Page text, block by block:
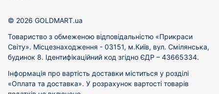
© 2026 GOLDMART.ua
Товариство з обмеженою відповідальністю «Прикраси
Світу». Місцезнаходження - 03151, м.Київ, вул. Смілянська,
будинок 8. Ідентифікаційний код згідно ЄДР – 43665334.
Інформація про вартість доставки міститься у розділі
«Оплата та доставка». У розрахунок вартості товарів